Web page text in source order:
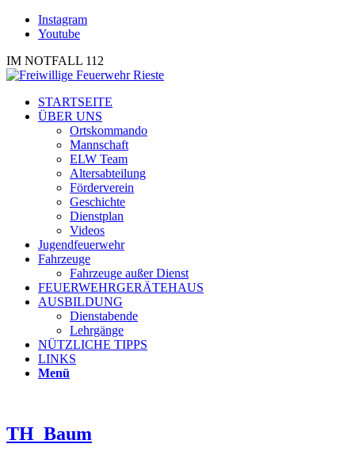
Instagram
Youtube
IM NOTFALL 112
STARTSEITE
ÜBER UNS
Ortskommando
Mannschaft
ELW Team
Altersabteilung
Förderverein
Geschichte
Dienstplan
Videos
Jugendfeuerwehr
Fahrzeuge
Fahrzeuge außer Dienst
FEUERWEHRGERÄTEHAUS
AUSBILDUNG
Dienstabende
Lehrgänge
NÜTZLICHE TIPPS
LINKS
Menü
TH_Baum